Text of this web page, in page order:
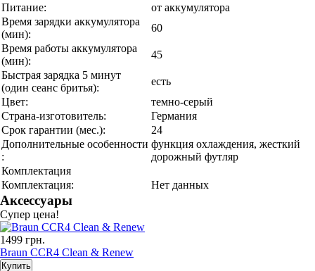
Питание:
от аккумулятора
Время зарядки аккумулятора
(мин):
60
Время работы аккумулятора
(мин):
45
Быстрая зарядка 5 минут
(один сеанс бритья):
есть
Цвет:
темно-серый
Страна-изготовитель:
Германия
Срок гарантии (мес.):
24
Дополнительные особенности
:
функция охлаждения, жесткий
дорожный футляр
Комплектация
Комплектация:
Нет данных
Аксессуары
Супер цена!
1499 грн.
Braun CCR4 Clean & Renew